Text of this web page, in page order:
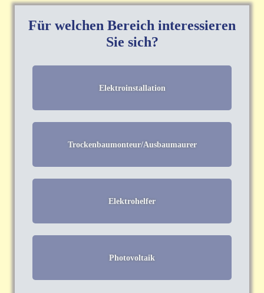
Für welchen Bereich interessieren
Sie sich?
Elektroinstallation
Trockenbaumonteur/Ausbaumaurer
Elektrohelfer
Photovoltaik